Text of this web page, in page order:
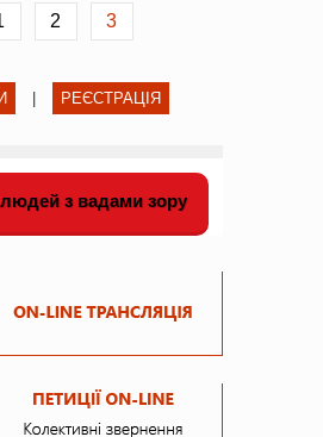
2 3
РЕЄСТРАЦІЯ
з вадами зору